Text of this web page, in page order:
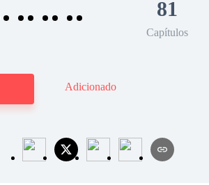
81
Capítulos
Adicionado